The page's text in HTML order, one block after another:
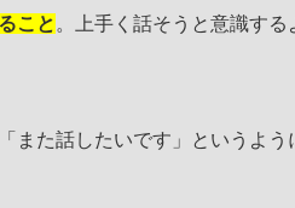
こと 。上手く話そうと意識す
た話したいです」というよう